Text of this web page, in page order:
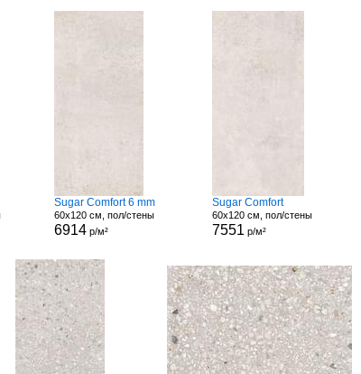
Sugar Comfort 6 mm
60x120 см, пол/стены
6914р/м²
Sugar Comfort
60x120 см, пол/стены
7551 р/м²